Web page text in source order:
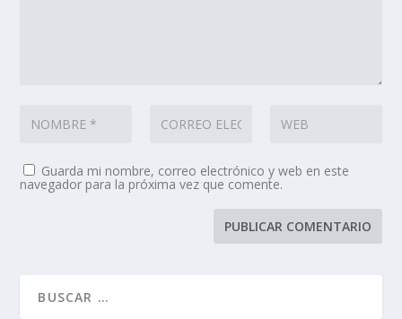
Guarda mi nombre, correo electrónico y web en este
navegador para la próxima vez que comente.